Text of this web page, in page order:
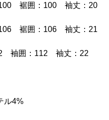
裾囲：100 袖丈：20
裾囲：106 袖丈：21
袖囲：112 袖丈：22
ル4%